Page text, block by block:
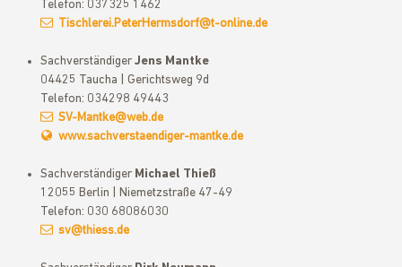
Telefon: 037325 1462
Tischlerei.PeterHermsdorf@t-online.de
Sachverständiger Jens Mantke
04425 Taucha | Gerichtsweg 9d
Telefon: 034298 49443
SV-Mantke@web.de
www.sachverstaendiger-mantke.de
Sachverständiger Michael Thieß
12055 Berlin | Niemetzstraße 47-49
Telefon: 030 68086030
sv@thiess.de